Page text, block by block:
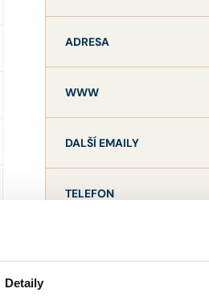
Detaily
ADRESA
WWW
DALŠÍ EMAILY
TELEFON